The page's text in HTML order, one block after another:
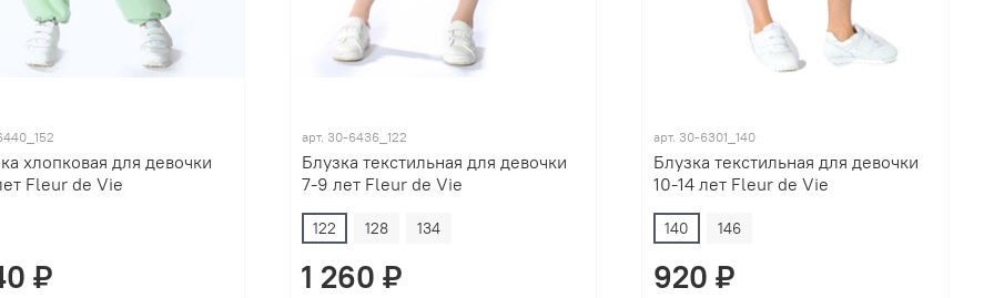
хлопковая для девочки
Fleur de Vie
₽
арт. 30-6436_122
Блузка текстильная для девочки
7-9 лет Fleur de Vie
122 128 134
1 260 ₽
арт. 30-6301_140
Блузка текстильная для девочки
10-14 лет Fleur de Vie
140 146
920 ₽